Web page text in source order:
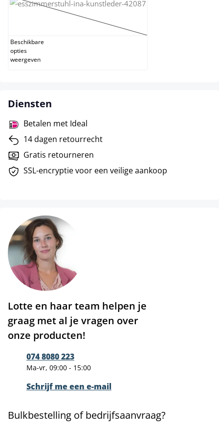
zwart
(Deze optie is momenteel niet beschikbaar.)
Beschikbare
opties
weergeven
Diensten
Betalen met Ideal
14 dagen retourrecht
Gratis retourneren
SSL-encryptie voor een veilige aankoop
Lotte en haar team helpen je
graag met al je vragen over
onze producten!
074 8080 223
Ma-vr, 09:00 - 15:00
Schrijf me een e-mail
Bulkbestelling of bedrijfsaanvraag?